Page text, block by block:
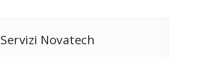
Servizi Novatech